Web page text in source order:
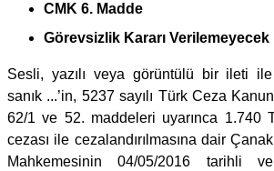
CMK 6. Madde
Görevsizlik Kararı Verilemeyecek
Sesli, yazılı veya görüntülü bir ileti
sanık ...’in, 5237 sayılı Türk Ceza
62/1 ve 52. maddeleri uyarınca 1.740
cezası ile cezalandırılmasına dair
Mahkemesinin 04/05/2016 tarihli